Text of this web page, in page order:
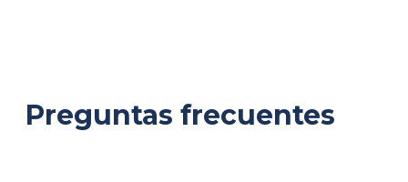
Preguntas frecuentes